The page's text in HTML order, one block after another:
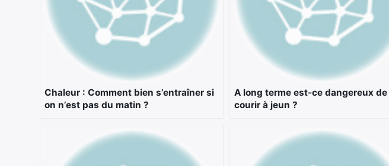
Chaleur : Comment bien s’entraîner si
on n’est pas du matin ?
A long terme est-ce dangereux de
courir à jeun ?